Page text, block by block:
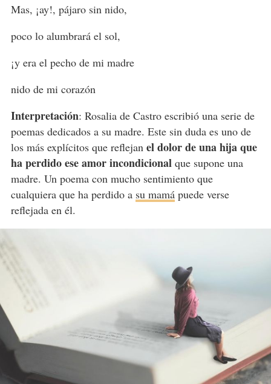
Mas, ¡ay!, pájaro sin nido,
poco lo alumbrará el sol,
¡y era el pecho de mi madre
nido de mi corazón
Interpretación: Rosalia de Castro escribió una serie de
poemas dedicados a su madre. Este sin duda es uno de
los más explícitos que reflejan el dolor de una hija que
ha perdido ese amor incondicional que supone una
madre. Un poema con mucho sentimiento que
cualquiera que ha perdido a su mamápuede verse
reflejada en él.